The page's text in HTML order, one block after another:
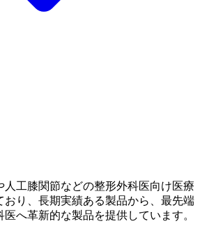
人工膝関節などの整形外科医向け医療
おり、長期実績ある製品から、最先端
へ革新的な製品を提供しています。